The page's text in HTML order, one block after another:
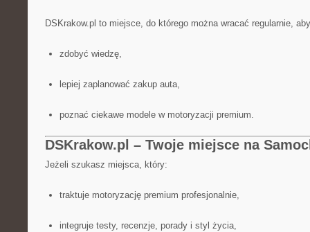
DSKrakow.pl to miejsce, do którego można wracać regularnie,
zdobyć wiedzę,
lepiej zaplanować zakup auta,
poznać ciekawe modele w motoryzacji premium.
DSKrakow.pl – Twoje miejsce na
Jeżeli szukasz miejsca, który:
traktuje motoryzację premium profesjonalnie,
integruje testy, recenzje, porady i styl życia,